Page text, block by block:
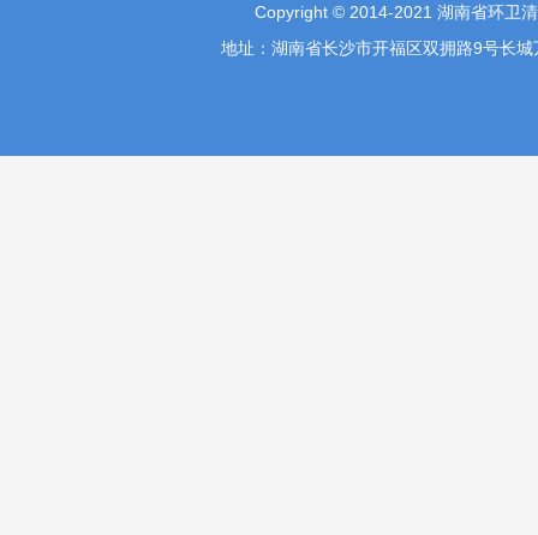
Copyright © 2014-2021 湖南省环
地址：湖南省长沙市开福区双拥路9号